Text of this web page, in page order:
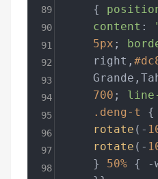
    {
content :
5px ;
    right,
700 ;
.deng-t
{
rotate (-
rotate (-
    }
50% { -
89
90
91
92
93
94
95
96
97
98